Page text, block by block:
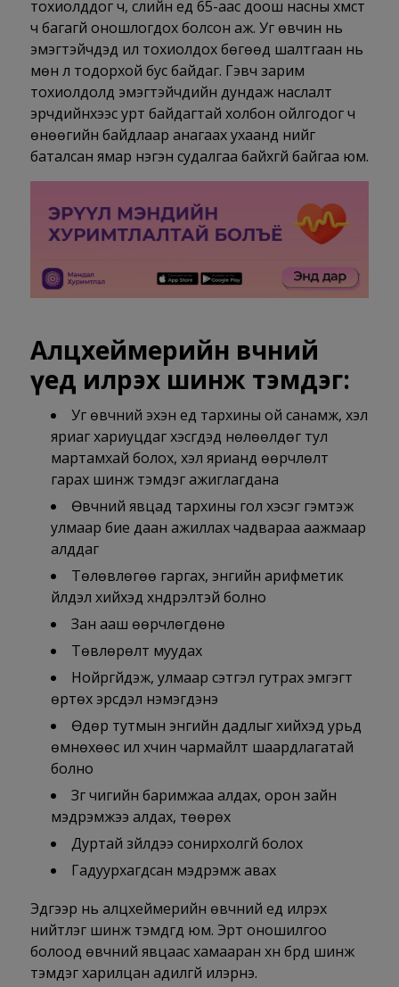
тохиолддог ч, сүүлийн үед 65-аас доош насны хүмүүст
ч багагүй оношлогдох болсон аж. Уг өвчин нь
эмэгтэйчүүдэд илүү тохиолдох бөгөөд шалтгаан нь
мөн л тодорхой бус байдаг. Гэвч зарим
тохиолдолд эмэгтэйчүүдийн дундаж наслалт
эрчүүдийнхээс урт байдагтай холбон ойлгодог ч
өнөөгийн байдлаар анагаах ухаанд үүнийг
баталсан ямар нэгэн судалгаа байхгүй байгаа юм.
Алцхеймерийн өвчний
үед илрэх шинж тэмдэг:
Уг өвчний эхэн үед тархины ой санамж, хэл
яриаг хариуцдаг хэсгүүдэд нөлөөлдөг тул
мартамхай болох, хэл ярианд өөрчлөлт
гарах шинж тэмдэг ажиглагдана
Өвчний явцад тархины гол хэсэг гэмтэж
улмаар бие даан ажиллах чадвараа аажмаар
алддаг
Төлөвлөгөө гаргах, энгийн арифметик
үйлдэл хийхэд хүндрэлтэй болно
Зан ааш өөрчлөгдөнө
Төвлөрөлт муудах
Нойргүйдэж, улмаар сэтгэл гутрах эмгэгт
өртөх эрсдэл нэмэгдэнэ
Өдөр тутмын энгийн дадлыг хийхэд урьд
өмнөхөөс илүү хүчин чармайлт шаардлагатай
болно
Зүг чигийн баримжаа алдах, орон зайн
мэдрэмжээ алдах, төөрөх
Дуртай зүйлдээ сонирхолгүй болох
Гадуурхагдсан мэдрэмж авах
Эдгээр нь алцхеймерийн өвчний үед илрэх
нийтлэг шинж тэмдгүүд юм. Эрт оношилгоо
болоод өвчний явцаас хамааран хүн бүрд шинж
тэмдэг харилцан адилгүй илэрнэ.